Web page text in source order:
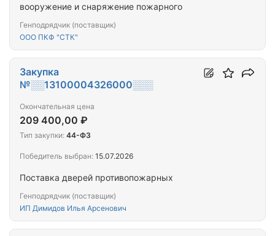
вооружение и снаряжение пожарного
Генподрядчик (поставщик)
ООО ПКФ "СТК"
Поставка дверей противопожарных
Генподрядчик (поставщик)
ИП Димидов Илья Арсенович
Закупка
№░░13100004326000░░░
Окончательная цена
209 400,00 ₽
Тип закупки: 44-ФЗ
Победитель выбран: 15.07.2026